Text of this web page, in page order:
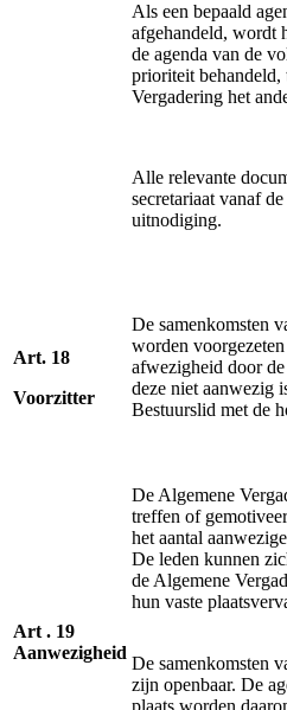
Als een bepaald
afgehandeld, wordt
de agenda van de
prioriteit
Vergadering het
Alle relevante
secretariaat vanaf
uitnodiging.
Art. 18
Voorzitter
De samenkomsten
worden
afwezigheid door
deze niet aanwezig
Bestuurslid met de
Art . 19
Aanwezigheid
De Algemene
treffen of
het aantal
De leden kunnen
de Algemene
hun vaste
De samenkomsten
zijn openbaar. De